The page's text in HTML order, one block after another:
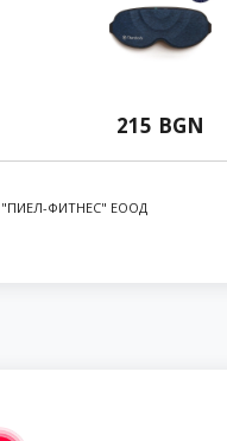
215 BGN
"ПИЕЛ-ФИТНЕС" ЕООД